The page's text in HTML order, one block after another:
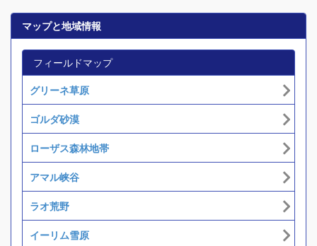
マップと地域情報
フィールドマップ
グリーネ草原
ゴルダ砂漠
ローザス森林地帯
アマル峡谷
ラオ荒野
イーリム雪原